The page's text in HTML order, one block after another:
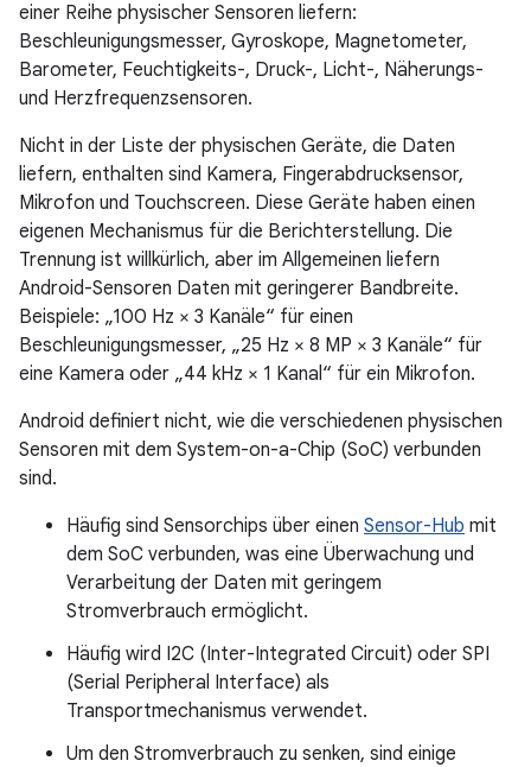
einer Reihe physischer Sensoren liefern:
Beschleunigungsmesser, Gyroskope, Magnetometer,
Barometer, Feuchtigkeits-, Druck-, Licht-, Näherungs-
und Herzfrequenzsensoren.
Nicht in der Liste der physischen Geräte, die Daten
liefern, enthalten sind Kamera, Fingerabdrucksensor,
Mikrofon und Touchscreen. Diese Geräte haben einen
eigenen Mechanismus für die Berichterstellung. Die
Trennung ist willkürlich, aber im Allgemeinen liefern
Android-Sensoren Daten mit geringerer Bandbreite.
Beispiele: „100 Hz × 3 Kanäle“ für einen
Beschleunigungsmesser, „25 Hz × 8 MP × 3 Kanäle“ für
eine Kamera oder „44 kHz × 1 Kanal“ für ein Mikrofon.
Android definiert nicht, wie die verschiedenen physischen
Sensoren mit dem System-on-a-Chip (SoC) verbunden
sind.
Häufig sind Sensorchips über einen Sensor-Hub mit
dem SoC verbunden, was eine Überwachung und
Verarbeitung der Daten mit geringem
Stromverbrauch ermöglicht.
Häufig wird I2C (Inter-Integrated Circuit) oder SPI
(Serial Peripheral Interface) als
Transportmechanismus verwendet.
Um den Stromverbrauch zu senken, sind einige